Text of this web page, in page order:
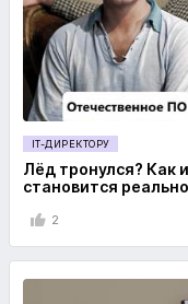
IT-ДИРЕКТОРУ
Лёд тронулся?
становится
2